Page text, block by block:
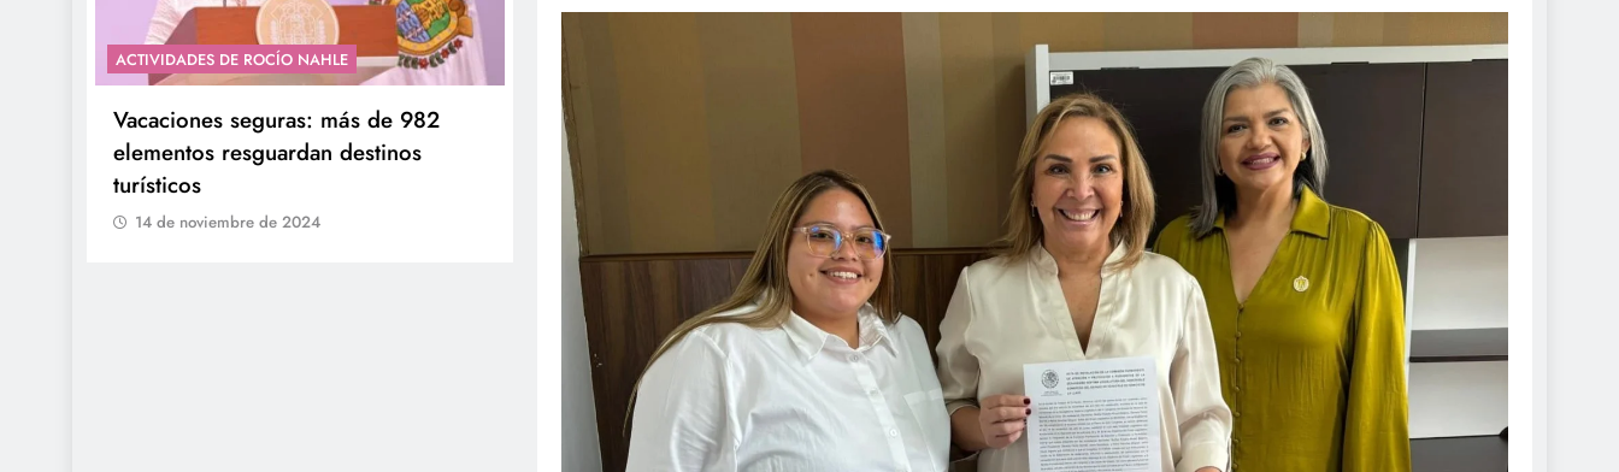
ACTIVIDADES DE ROCÍO NAHLE
Entrega Gobernadora 5 mil apoyos a
la Palabra y a la Familia
14 de noviembre de 2024
Vacaciones seguras: más de 982
elementos resguardan destinos
turísticos
14 de noviembre de 2024